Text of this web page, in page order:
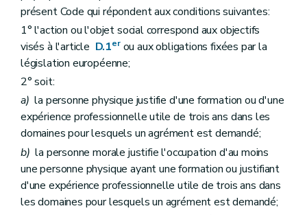
Art. D397
Art. D398
Section 3 L'extinction éventuelle de l'action publique moyennant une transaction
Art. D399
Section 4 Les amendes administratives
Art. D401
Art. D402
Art. D403
Section 5 Les infractions relatives à la formation
Art. D404
Titre XIV Dispositions finales
Chapitre Ier
Dispositions diverses
Art. D405
Art. D406
Art. D407
présent Code qui répondent aux conditions suivantes:
1° l'action ou l'objet social correspond aux objectifs
visés à l'article D.1erou aux obligations fixées par la
législation européenne;
2° soit:
a) la personne physique justifie d'une formation ou d'une
expérience professionnelle utile de trois ans dans les
domaines pour lesquels un agrément est demandé;
b) la personne morale justifie l'occupation d'au moins
une personne physique ayant une formation ou justifiant
d'une expérience professionnelle utile de trois ans dans
les domaines pour lesquels un agrément est demandé;